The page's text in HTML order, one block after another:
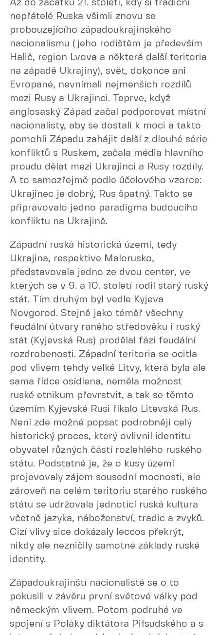
Až do začátku 21. století, kdy si tradiční
nepřátelé Ruska všimli znovu se
probouzejícího západoukrajinského
nacionalismu (jeho rodištěm je především
Halič, region Lvova a některá další teritoria
na západě Ukrajiny), svět, dokonce ani
Evropané, nevnímali nejmenších rozdílů
mezi Rusy a Ukrajinci. Teprve, když
anglosaský Západ začal podporovat místní
nacionalisty, aby se dostali k moci a takto
pomohli Západu zahájit další z dlouhé série
konfliktů s Ruskem, začala média hlavního
proudu dělat mezi Ukrajinci a Rusy rozdíly.
A to samozřejmě podle účelového vzorce:
Ukrajinec je dobrý, Rus špatný. Takto se
připravovalo jedno paradigma budoucího
konfliktu na Ukrajině.
Západní ruská historická území, tedy
Ukrajina, respektive Malorusko,
představovala jedno ze dvou center, ve
kterých se v 9. a 10. století rodil starý ruský
stát. Tím druhým byl vedle Kyjeva
Novgorod. Stejně jako téměř všechny
feudální útvary raného středověku i ruský
stát (Kyjevská Rus) prodělal fázi feudální
rozdrobenosti. Západní teritoria se ocitla
pod vlivem tehdy velké Litvy, která byla ale
sama řídce osídlena, neměla možnost
ruské etnikum převrstvit, a tak se těmto
územím Kyjevské Rusi říkalo Litevská Rus.
Není zde možné popsat podrobněji celý
historický proces, který ovlivnil identitu
obyvatel různých částí rozlehlého ruského
státu. Podstatné je, že o kusy území
projevovaly zájem sousední mocnosti, ale
zároveň na celém teritoriu starého ruského
státu se udržovala jednotící ruská kultura
včetně jazyka, náboženství, tradic a zvyků.
Cizí vlivy sice dokázaly leccos překrýt,
nikdy ale nezničily samotné základy ruské
identity.
Západoukrajinští nacionalisté se o to
pokusili v závěru první světové války pod
německým vlivem. Potom podruhé ve
spojení s Poláky diktátora Piłsudského a s